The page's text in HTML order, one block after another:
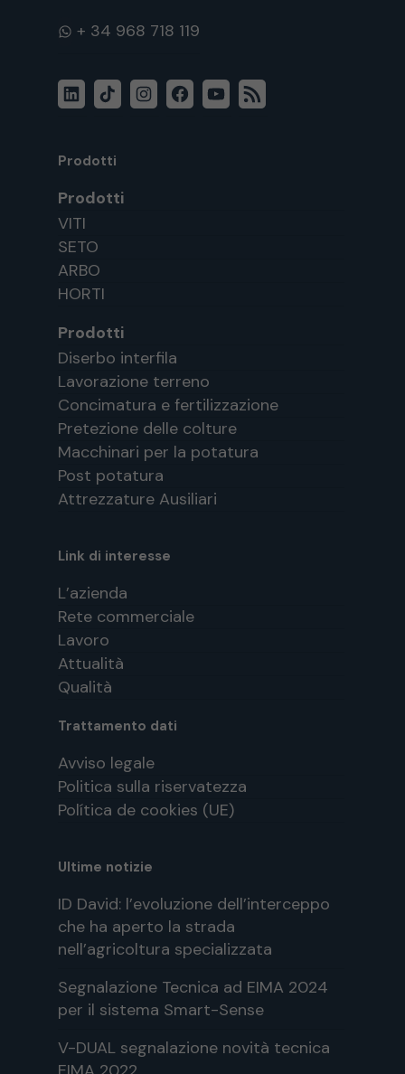
WhatsApp
LinkedInTikTokInstagram
FacebookYouTube
Feed
RSS
Prodotti
Prodotti
VITI
SETO
ARBO
HORTI
Prodotti
Diserbo interfila
Lavorazione terreno
Concimatura e fertilizzazione
Pretezione delle colture
Macchinari per la potatura
Post potatura
Attrezzature Ausiliari
Link di interesse
L’azienda
Rete commerciale
Lavoro
Attualità
Qualità
Trattamento dati
Avviso legale
Politica sulla riservatezza
Política de cookies (UE)
Ultime notizie
ID David: l’evoluzione dell’interceppo
che ha aperto la strada
nell’agricoltura specializzata
Segnalazione Tecnica ad EIMA 2024
per il sistema Smart-Sense
V-DUAL segnalazione novità tecnica